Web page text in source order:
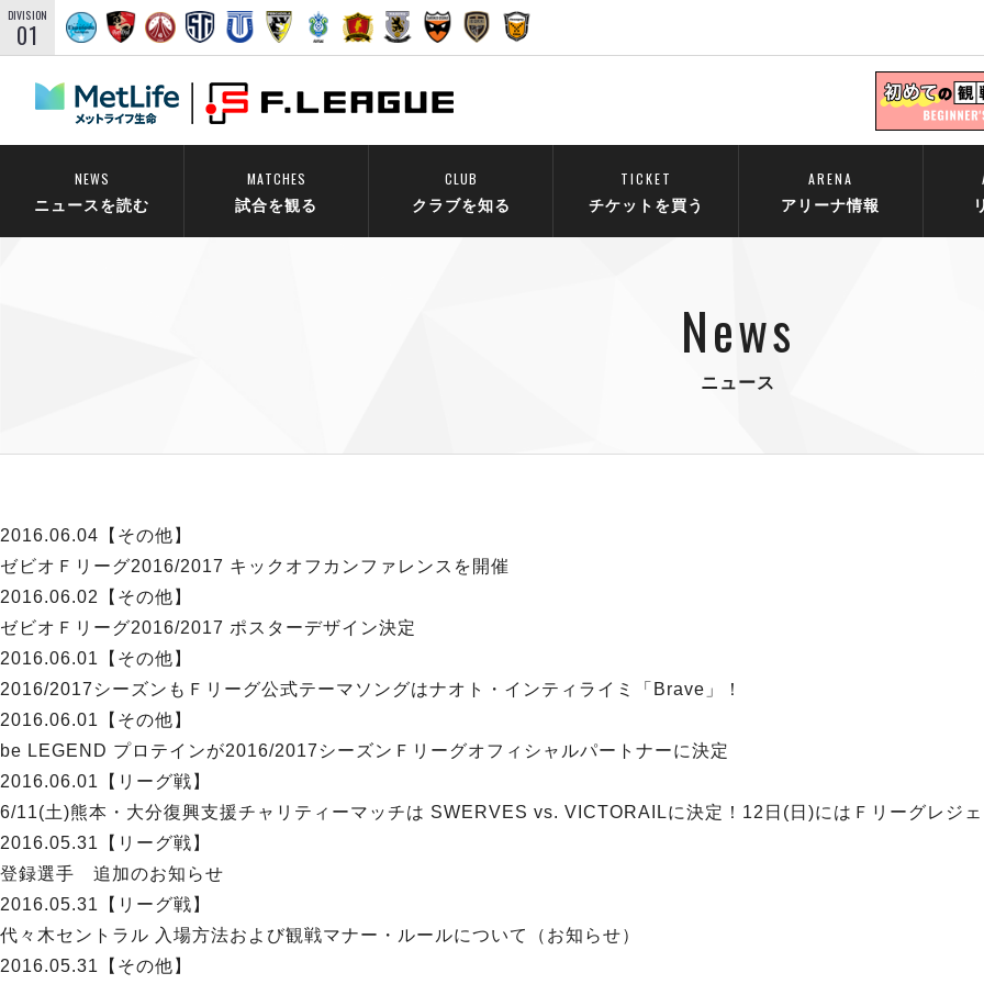
DIVISION
01
NEWS
ニュースを読む
MATCHES
試合を観る
CLUB
クラブを知る
TICKET
チケットを買う
ARENA
アリーナ情報
News
ニュース
2016.06.04 【その他】
ゼビオＦリーグ2016/2017 キックオフカンファレンスを開催
2016.06.02
【その他】
ゼビオＦリーグ2016/2017 ポスターデザイン決定
2016.06.01
【その他】
2016/2017シーズンもＦリーグ公式テーマソングはナオト・インティライミ「Brave」！
2016.06.01
【その他】
be LEGEND プロテインが2016/2017シーズンＦリーグオフィシャルパートナーに決定
2016.06.01
【リーグ戦】
6/11(土)熊本・大分復興支援チャリティーマッチは SWERVES vs. VICTORAILに決定！12日(日)にはＦリーグレジ
2016.05.31
【リーグ戦】
登録選手 追加のお知らせ
2016.05.31
【リーグ戦】
代々木セントラル 入場方法および観戦マナー・ルールについて（お知らせ）
2016.05.31
【その他】